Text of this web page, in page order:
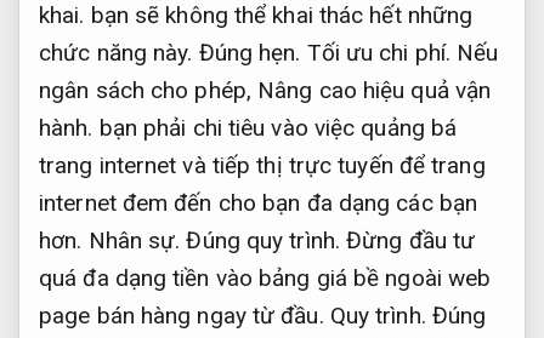
khai. bạn sẽ không thể khai thác hết những
chức năng này. Đúng hẹn. Tối ưu chi phí. Nếu
ngân sách cho phép, Nâng cao hiệu quả vận
hành. bạn phải chi tiêu vào việc quảng bá
trang internet và tiếp thị trực tuyến để trang
internet đem đến cho bạn đa dạng các bạn
hơn. Nhân sự. Đúng quy trình. Đừng đầu tư
quá đa dạng tiền vào bảng giá bề ngoài web
page bán hàng ngay từ đầu. Quy trình. Đúng